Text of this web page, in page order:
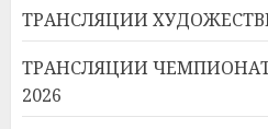
ТРАНСЛЯЦИИ
ТРАНСЛЯЦИИ
2026